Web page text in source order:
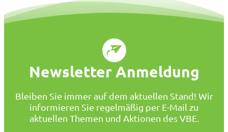
Newsletter Anmeldung
Bleiben Sie immer auf dem aktuellen Stand! Wir
informieren Sie regelmäßig per E-Mail zu
aktuellen Themen und Aktionen des VBE.